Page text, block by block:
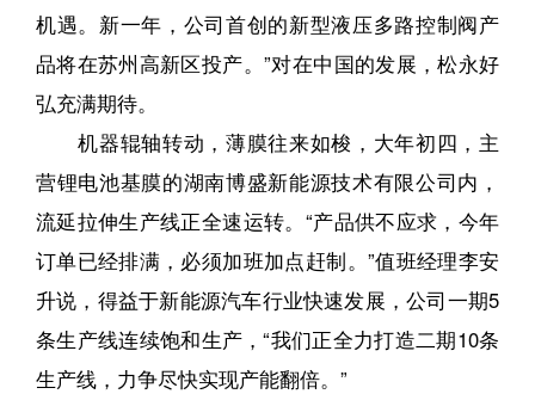
机遇。新一年，公司首创的新型液压多路控制阀产
品将在苏州高新区投产。”对在中国的发展，松永好
弘充满期待。
机器辊轴转动，薄膜往来如梭，大年初四，主
营锂电池基膜的湖南博盛新能源技术有限公司内，
流延拉伸生产线正全速运转。“产品供不应求，今年
订单已经排满，必须加班加点赶制。”值班经理李安
升说，得益于新能源汽车行业快速发展，公司一期5
条生产线连续饱和生产，“我们正全力打造二期10条
生产线，力争尽快实现产能翻倍。”